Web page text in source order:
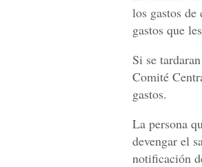
los gastos
gastos que
Si se
Comité
gastos.
La persona
devengar el
notificación